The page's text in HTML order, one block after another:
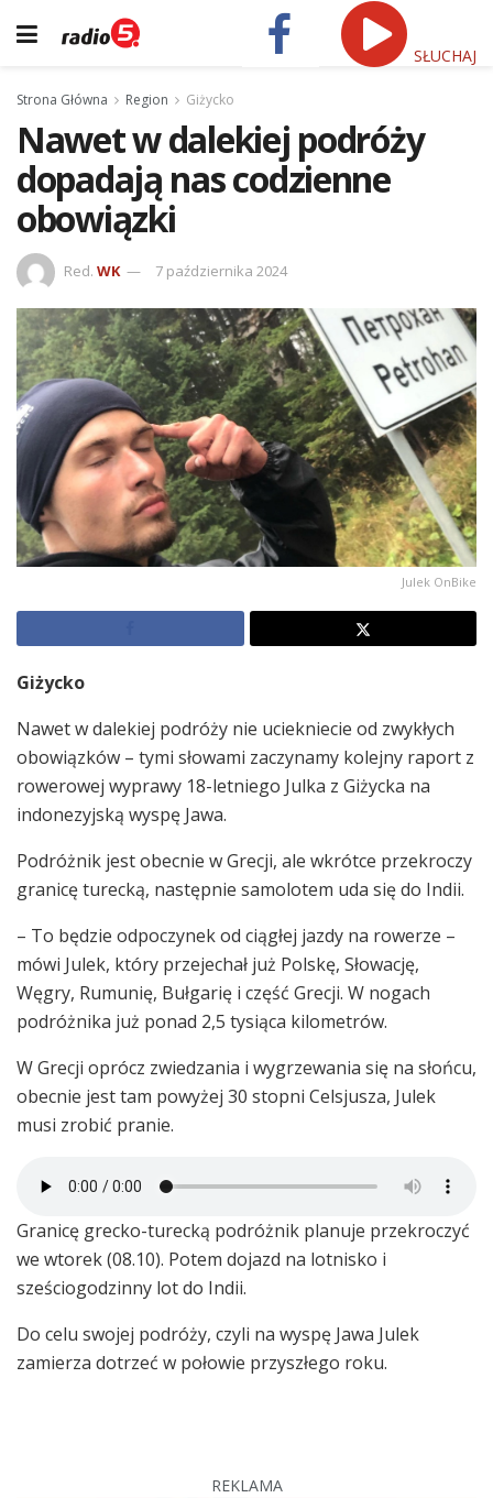
SŁUCHAJ
Strona Główna Region Giżycko
Nawet w dalekiej podróży
dopadają nas codzienne
obowiązki
Red. WK 7 października 2024
Julek OnBike
Giżycko
Nawet w dalekiej podróży nie uciekniecie od zwykłych
obowiązków – tymi słowami zaczynamy kolejny raport z
rowerowej wyprawy 18-letniego Julka z Giżycka na
indonezyjską wyspę Jawa.
Podróżnik jest obecnie w Grecji, ale wkrótce przekroczy
granicę turecką, następnie samolotem uda się do Indii.
– To będzie odpoczynek od ciągłej jazdy na rowerze –
mówi Julek, który przejechał już Polskę, Słowację,
Węgry, Rumunię, Bułgarię i część Grecji. W nogach
podróżnika już ponad 2,5 tysiąca kilometrów.
W Grecji oprócz zwiedzania i wygrzewania się na słońcu,
obecnie jest tam powyżej 30 stopni Celsjusza, Julek
musi zrobić pranie.
Granicę grecko-turecką podróżnik planuje przekroczyć
we wtorek (08.10). Potem dojazd na lotnisko i
sześciogodzinny lot do Indii.
Do celu swojej podróży, czyli na wyspę Jawa Julek
zamierza dotrzeć w połowie przyszłego roku.
REKLAMA